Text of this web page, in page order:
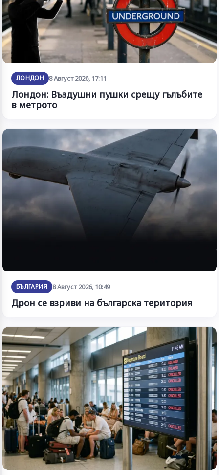
ЛОНДОН 8 Август 2026, 17:11
Лондон: Въздушни пушки срещу гълъбите
в метрото
БЪЛГАРИЯ 8 Август 2026, 10:49
Дрон се взриви на българска територия